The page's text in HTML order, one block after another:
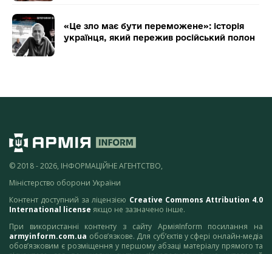
«Це зло має бути переможене»: історія
українця, який пережив російський полон
© 2018 - 2026, ІНФОРМАЦІЙНЕ АГЕНТСТВО,
Міністерство оборони України
Контент доступний за ліцензією Creative Commons Attribution 4.0
International license якщо не зазначено інше.
При використанні контенту з сайту АрміяInform посилання на
armyinform.com.ua обов’язкове. Для суб’єктів у сфері онлайн-медіа
обов’язковим є розміщення у першому абзаці матеріалу прямого та